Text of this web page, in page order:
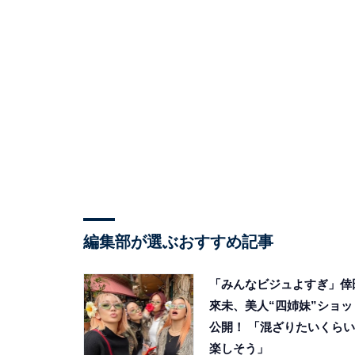
編集部が選ぶおすすめ記事
「みんなビジュよすぎ」倖
來未、美人“四姉妹”ショッ
公開！ 「混ざりたいくらい
楽しそう」